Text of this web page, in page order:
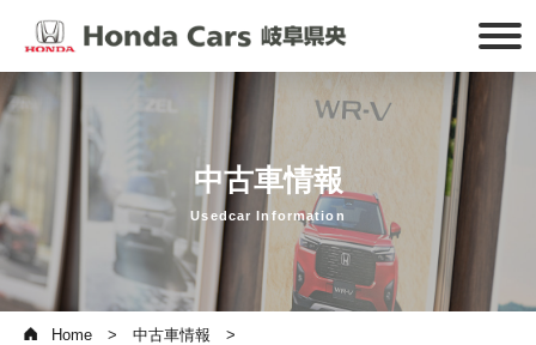
中古車情報
Usedcar Information
Home 中古車情報